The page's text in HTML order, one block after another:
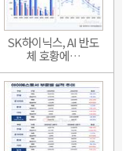
SK하이닉스, AI 반도
체 호황에…